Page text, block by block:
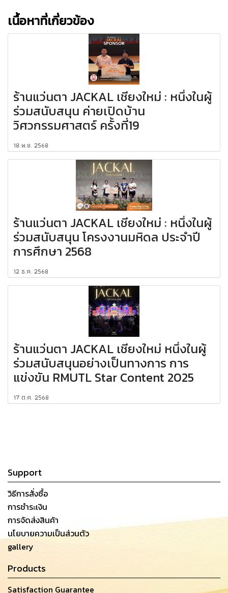
เนื้อหาที่เกี่ยวข้อง
ร้านแว่นตา JACKAL เชียงใหม่ : หนึ่งในผู้
ร่วมสนับสนุน ค่ายเปิดบ้าน
วิศวกรรมศาสตร์ ครั้งที่19
18 พ.ย. 2568
ร้านแว่นตา JACKAL เชียงใหม่ : หนึ่งในผู้
ร่วมสนับสนุน โครงงานมหิดล ประจำปี
การศึกษา 2568
12 ธ.ค. 2568
ร้านแว่นตา JACKAL เชียงใหม่ หนึ่งในผู้
ร่วมสนับสนุนอย่างเป็นทางการ การ
แข่งขัน RMUTL Star Content 2025
17 ต.ค. 2568
Support
วิธีการสั่งซื้อ
การชำระเงิน
การจัดส่งสินค้า
นโยบายความเป็นส่วนตัว
gallery
Products
Satisfaction Guarantee